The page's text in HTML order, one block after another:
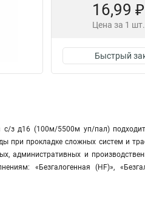
16,99 ₽
Цена за 1 шт.
Быстрый
с/з д16 (100м/5500м уп/пал)
при прокладке сложных систем и
административных и
«Безгалогенная (HF)»,